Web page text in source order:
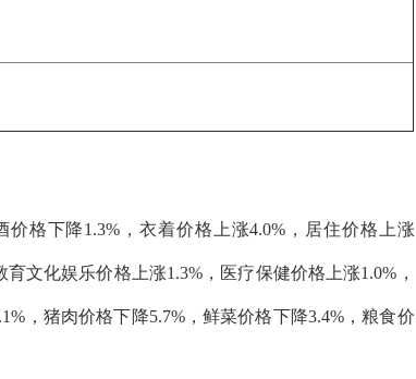
价格下降1.3%，衣着价格上涨4.0%，居住价格上涨
文化娱乐价格上涨1.3%，医疗保健价格上涨1.0%，
，猪肉价格下降5.7%，鲜菜价格下降3.4%，粮食价